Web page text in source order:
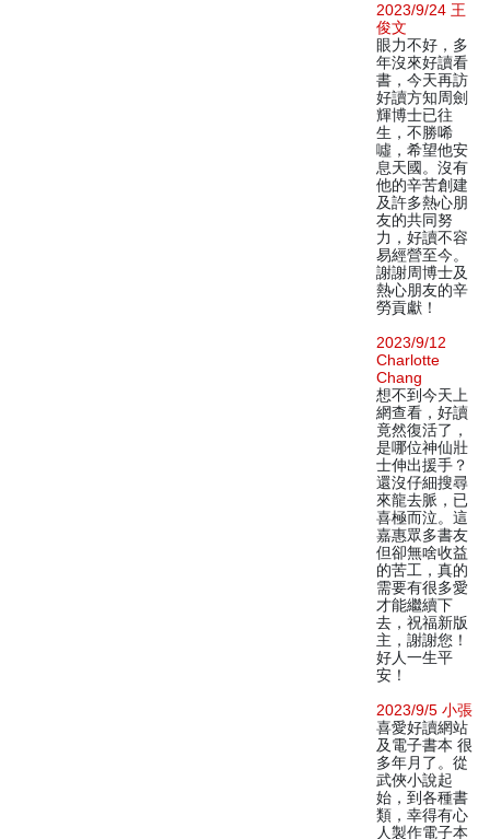
2023/9/24 王
俊文
眼力不好，多
年沒來好讀看
書，今天再訪
好讀方知周劍
輝博士已往
生，不勝唏
噓，希望他安
息天國。沒有
他的辛苦創建
及許多熱心朋
友的共同努
力，好讀不容
易經營至今。
謝謝周博士及
熱心朋友的辛
勞貢獻！
2023/9/12
Charlotte
Chang
想不到今天上
網查看，好讀
竟然復活了，
是哪位神仙壯
士伸出援手？
還沒仔細搜尋
來龍去脈，已
喜極而泣。這
嘉惠眾多書友
但卻無啥收益
的苦工，真的
需要有很多愛
才能繼續下
去，祝福新版
主，謝謝您！
好人一生平
安！
2023/9/5 小張
喜愛好讀網站
及電子書本 很
多年月了。從
武俠小說起
始，到各種書
類，幸得有心
人製作電子本